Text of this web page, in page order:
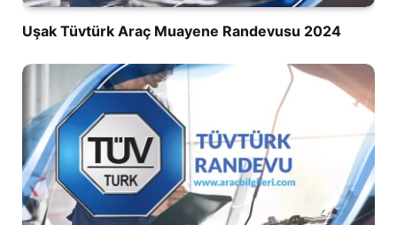
Uşak Tüvtürk Araç Muayene Randevusu 2024